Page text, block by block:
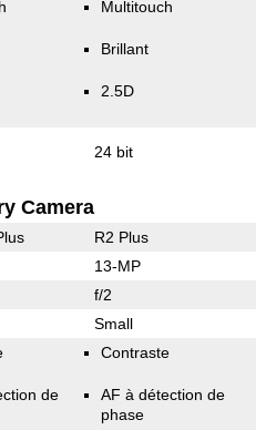
Multitouch
Brillant
2.5D
24 bit
Camera
R2 Plus
13-MP
f/2
Small
de
Contraste
AF à détection de
phase